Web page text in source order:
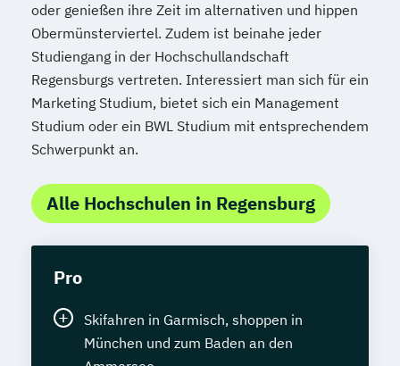
oder genießen ihre Zeit im alternativen und hippen
Obermünsterviertel. Zudem ist beinahe jeder
Studiengang in der Hochschullandschaft
Regensburgs vertreten. Interessiert man sich für ein
Marketing Studium, bietet sich ein Management
Studium oder ein BWL Studium mit entsprechendem
Schwerpunkt an.
Alle Hochschulen in Regensburg
Pro
Skifahren in Garmisch, shoppen in
München und zum Baden an den